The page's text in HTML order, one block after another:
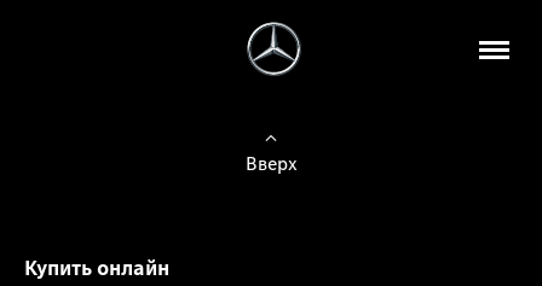
Вверх
Купить онлайн